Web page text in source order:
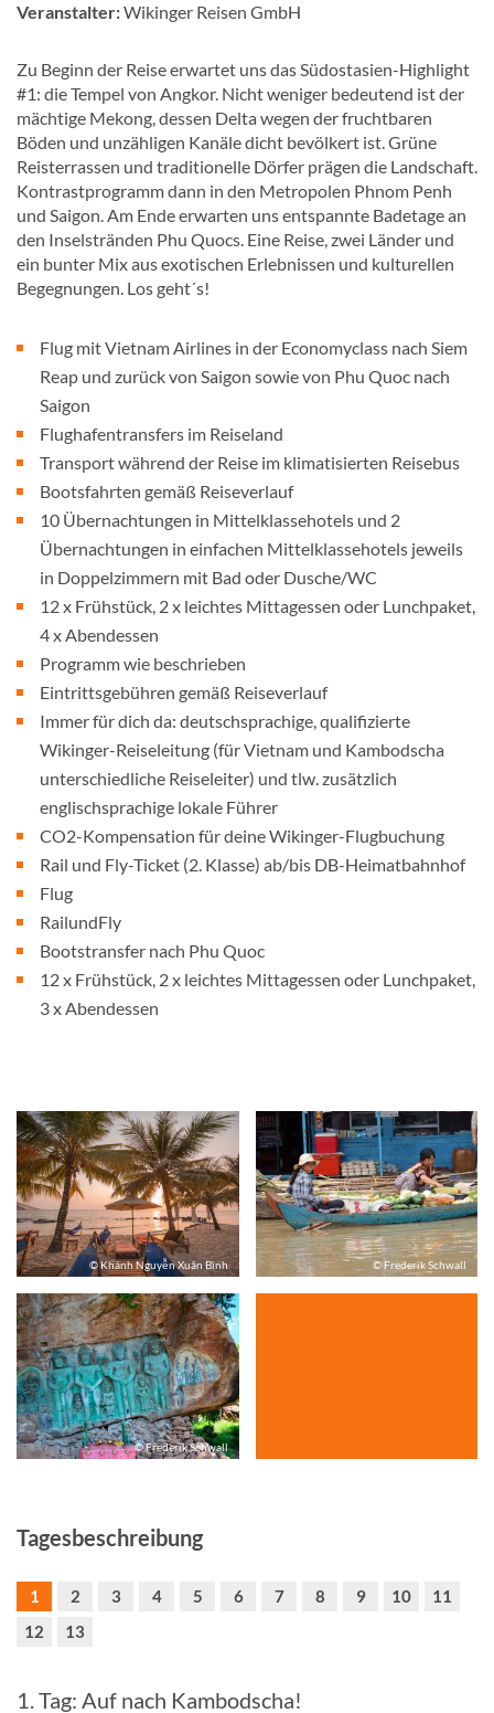
Veranstalter:Wikinger Reisen GmbH
Zu Beginn der Reise erwartet uns das Südostasien-Highlight
#1: die Tempel von Angkor. Nicht weniger bedeutend ist der
mächtige Mekong, dessen Delta wegen der fruchtbaren
Böden und unzähligen Kanäle dicht bevölkert ist. Grüne
Reisterrassen und traditionelle Dörfer prägen die Landschaft.
Kontrastprogramm dann in den Metropolen Phnom Penh
und Saigon. Am Ende erwarten uns entspannte Badetage an
den Inselstränden Phu Quocs. Eine Reise, zwei Länder und
ein bunter Mix aus exotischen Erlebnissen und kulturellen
Begegnungen. Los geht´s!
Flug mit Vietnam Airlines in der Economyclass nach Siem
Reap und zurück von Saigon sowie von Phu Quoc nach
Saigon
Flughafentransfers im Reiseland
Transport während der Reise im klimatisierten Reisebus
Bootsfahrten gemäß Reiseverlauf
10 Übernachtungen in Mittelklassehotels und 2
Übernachtungen in einfachen Mittelklassehotels jeweils
in Doppelzimmern mit Bad oder Dusche/WC
12 x Frühstück, 2 x leichtes Mittagessen oder Lunchpaket,
4 x Abendessen
Programm wie beschrieben
Eintrittsgebühren gemäß Reiseverlauf
Immer für dich da: deutschsprachige, qualifizierte
Wikinger-Reiseleitung (für Vietnam und Kambodscha
unterschiedliche Reiseleiter) und tlw. zusätzlich
englischsprachige lokale Führer
CO2-Kompensation für deine Wikinger-Flugbuchung
Rail und Fly-Ticket (2. Klasse) ab/bis DB-Heimatbahnhof
Flug
RailundFly
Bootstransfer nach Phu Quoc
12 x Frühstück, 2 x leichtes Mittagessen oder Lunchpaket,
3 x Abendessen
© Khánh Nguyễn Xuân Bình © Frederik Schwall
© Frederik Schwall
Tagesbeschreibung
1 2 3 4 5 6 7 8 9 10
11
12
13
1. Tag: Auf nach Kambodscha!